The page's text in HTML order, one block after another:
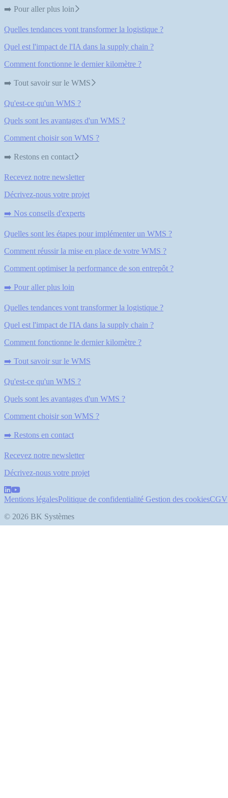
➡️ Pour aller plus loin
Quelles tendances vont transformer la logistique ?
Quel est l'impact de l'IA dans la supply chain ?
Comment fonctionne le dernier kilomètre ?
➡️ Tout savoir sur le WMS
Qu'est-ce qu'un WMS ?
Quels sont les avantages d'un WMS ?
Comment choisir son WMS ?
➡️ Restons en contact
Recevez notre newsletter
Décrivez-nous votre projet
➡️ Nos conseils d'experts
Quelles sont les étapes pour implémenter un WMS ?
Comment réussir la mise en place de votre WMS ?
Comment optimiser la performance de son entrepôt ?
➡️ Pour aller plus loin
Quelles tendances vont transformer la logistique ?
Quel est l'impact de l'IA dans la supply chain ?
Comment fonctionne le dernier kilomètre ?
➡️ Tout savoir sur le WMS
Qu'est-ce qu'un WMS ?
Quels sont les avantages d'un WMS ?
Comment choisir son WMS ?
➡️ Restons en contact
Recevez notre newsletter
Décrivez-nous votre projet
Mentions légalesPolitique de confidentialité Gestion des cookiesCGV
© 2026 BK Systèmes